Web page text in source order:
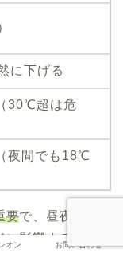
に下げる
30℃超は危
夜間でも18℃
要で、昼夜の温
影響すること
オン お問い合わせ